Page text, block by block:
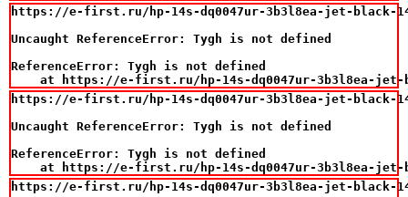
https://e-first.ru/hp-14s-dq0047ur-3b3l8ea-jet-black-14-
Uncaught ReferenceError: Tygh is not defined
ReferenceError: Tygh is not defined
at https://e-first.ru/hp-14s-dq0047ur-3b3l8ea-
https://e-first.ru/hp-14s-dq0047ur-3b3l8ea-jet-black-14-
Uncaught ReferenceError: Tygh is not defined
ReferenceError: Tygh is not defined
at https://e-first.ru/hp-14s-dq0047ur-3b3l8ea-
https://e-first.ru/hp-14s-dq0047ur-3b3l8ea-jet-black-14-